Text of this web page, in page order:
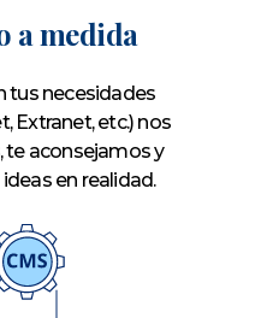
a medida
tus necesidades
Extranet, etc.) nos
te aconsejamos y
en realidad.